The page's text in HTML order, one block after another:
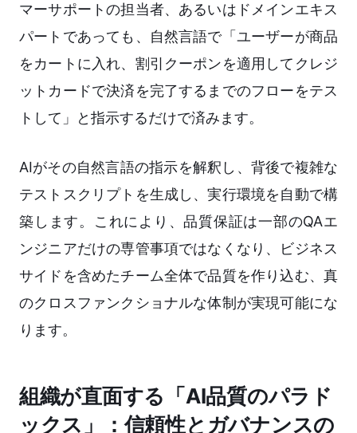
マーサポートの担当者、あるいはドメインエキス
パートであっても、自然言語で「ユーザーが商品
をカートに入れ、割引クーポンを適用してクレジ
ットカードで決済を完了するまでのフローをテス
トして」と指示するだけで済みます。
AIがその自然言語の指示を解釈し、背後で複雑な
テストスクリプトを生成し、実行環境を自動で構
築します。これにより、品質保証は一部のQAエ
ンジニアだけの専管事項ではなくなり、ビジネス
サイドを含めたチーム全体で品質を作り込む、真
のクロスファンクショナルな体制が実現可能にな
ります。
組織が直面する「AI品質のパラド
ックス」：信頼性とガバナンスの